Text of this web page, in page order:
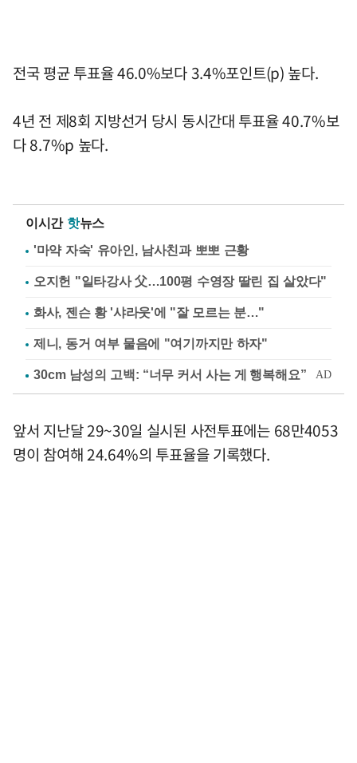
전국 평균 투표율 46.0%보다 3.4%포인트(p) 높다.
4년 전 제8회 지방선거 당시 동시간대 투표율 40.7%보
다 8.7%p 높다.
이시간 핫뉴스
'마약 자숙' 유아인, 남사친과 뽀뽀 근황
오지헌 "일타강사 父…100평 수영장 딸린 집 살았다"
화사, 젠슨 황 '샤라웃'에 "잘 모르는 분…"
제니, 동거 여부 물음에 "여기까지만 하자"
앞서 지난달 29~30일 실시된 사전투표에는 68만4053
명이 참여해 24.64%의 투표율을 기록했다.